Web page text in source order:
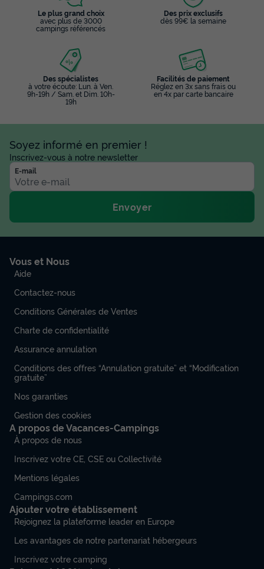
Le plus grand choix
avec plus de 3000
campings référencés
Des prix exclusifs
dès 99€ la semaine
Des spécialistes
à votre écoute: Lun. à Ven.
9h-19h / Sam. et Dim. 10h-
19h
Facilités de paiement
Réglez en 3x sans frais ou
en 4x par carte bancaire
Soyez informé en premier !
Inscrivez-vous à notre newsletter
E-mail
Envoyer
Vous et Nous
Aide
Contactez-nous
Conditions Générales de Ventes
Charte de confidentialité
Assurance annulation
Conditions des offres “Annulation gratuite” et “Modification
gratuite”
Nos garanties
Gestion des cookies
A propos de Vacances-Campings
À propos de nous
Inscrivez votre CE, CSE ou Collectivité
Mentions légales
Campings.com
Ajouter votre établissement
Rejoignez la plateforme leader en Europe
Les avantages de notre partenariat hébergeurs
Inscrivez votre camping